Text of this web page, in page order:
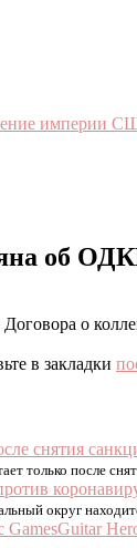
империи
об
о
в закладки
только после
округ
Guitar